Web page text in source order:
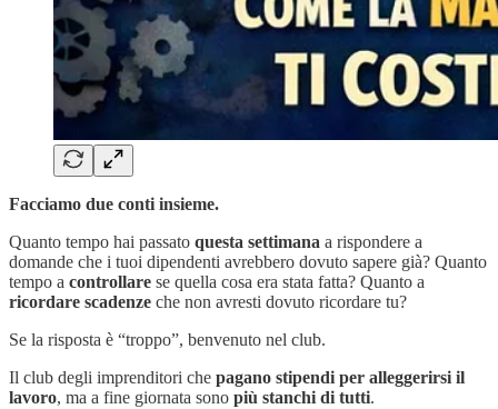
Facciamo due conti insieme.
Quanto tempo hai passato questa settimana a rispondere a
domande che i tuoi dipendenti avrebbero dovuto sapere già? Quanto
tempo a controllare se quella cosa era stata fatta? Quanto a
ricordare scadenze che non avresti dovuto ricordare tu?
Se la risposta è “troppo”, benvenuto nel club.
Il club degli imprenditori che pagano stipendi per alleggerirsi il
lavoro, ma a fine giornata sono più stanchi di tutti.